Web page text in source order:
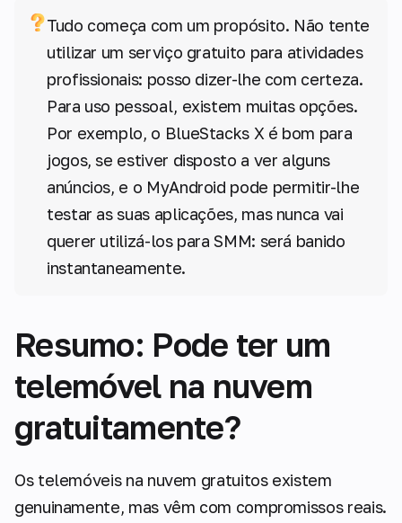
Tudo começa com um propósito. Não tente
utilizar um serviço gratuito para atividades
profissionais: posso dizer-lhe com certeza.
Para uso pessoal, existem muitas opções.
Por exemplo, o BlueStacks X é bom para
jogos, se estiver disposto a ver alguns
anúncios, e o MyAndroid pode permitir-lhe
testar as suas aplicações, mas nunca vai
querer utilizá-los para SMM: será banido
instantaneamente.
Resumo: Pode ter um
telemóvel na nuvem
gratuitamente?
Os telemóveis na nuvem gratuitos existem
genuinamente, mas vêm com compromissos reais.